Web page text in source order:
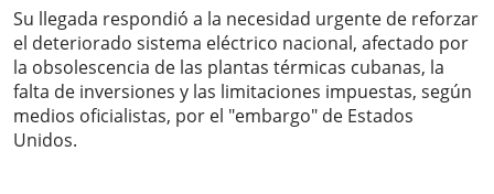
Su llegada respondió a la necesidad urgente de reforzar
el deteriorado sistema eléctrico nacional, afectado por
la obsolescencia de las plantas térmicas cubanas, la
falta de inversiones y las limitaciones impuestas, según
medios oficialistas, por el "embargo" de Estados
Unidos.